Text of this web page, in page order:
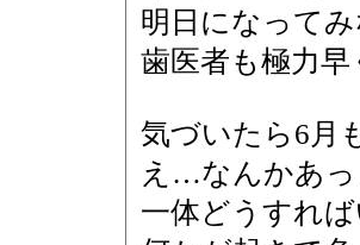
明日になって
歯医者も極力
気づいたら6月
え…なんかあ
一体どうすれ